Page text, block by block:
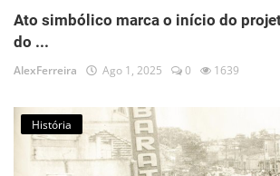
Ato simbólico marca o início do
do ...
AlexFerreira Ago 1, 2025 0 1639
História